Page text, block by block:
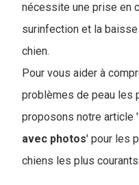
nécessite une prise en
surinfection et la
chien.
Pour vous aider à
problèmes de peau les
proposons notre article '
avec photos' pour les
chiens les plus courants.